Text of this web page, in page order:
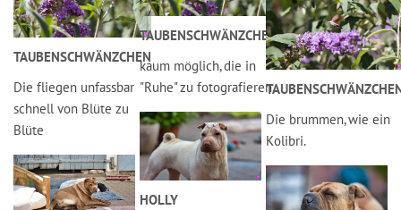
TAUBENSCHWÄNZCHEN
Die fliegen unfassbar
schnell von Blüte zu
Blüte
TAUBENSCHWÄNZCHEN
kaum möglich, die in
"Ruhe" zu fotografieren,.
HOLLY
Die brummen, wie ein
Kolibri.